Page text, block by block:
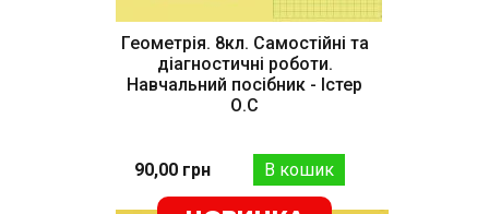
Геометрія. 8кл. Самостійні та
діагностичні роботи.
Навчальний посібник - Істер
О.С
90,00 грн